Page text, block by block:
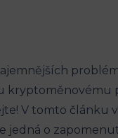
V tomto článku
jedná o